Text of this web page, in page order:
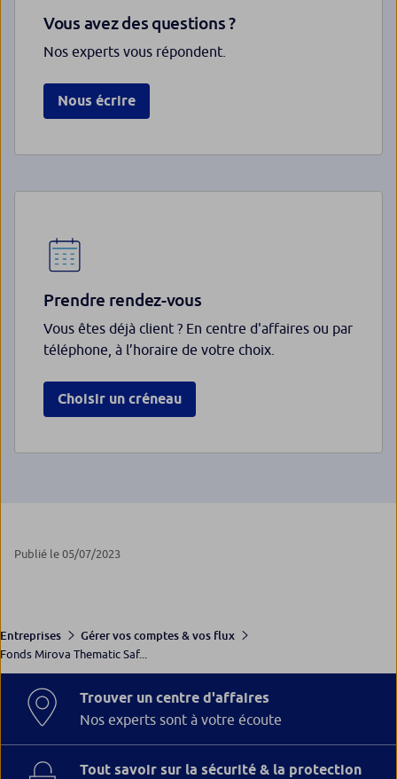
Vous avez des questions ?
Nos experts vous répondent.
Nous écrire
Prendre rendez-vous
Vous êtes déjà client ? En centre d'affaires ou par
téléphone, à l’horaire de votre choix.
Choisir un créneau
Publié le 05/07/2023
Entreprises
Gérer vos comptes & vos flux
Fonds Mirova Thematic Saf...
Trouver un centre d'affaires
Nos experts sont à votre écoute
Tout savoir sur la sécurité & la protection